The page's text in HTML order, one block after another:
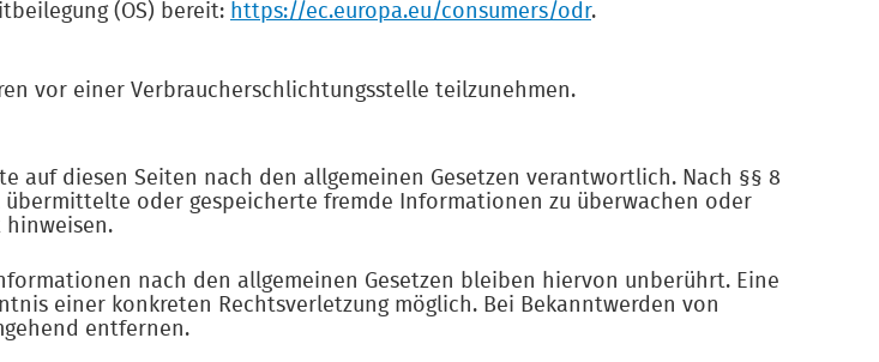
(OS) bereit: https://ec.europa.eu/consumers/odr.
vor einer Verbraucherschlichtungsstelle teilzunehmen.
auf diesen Seiten nach den allgemeinen Gesetzen verantwortlich. Nach §§ 8
oder gespeicherte fremde Informationen zu überwachen oder
hinweisen.
nach den allgemeinen Gesetzen bleiben hiervon unberührt. Eine
einer konkreten Rechtsverletzung möglich. Bei Bekanntwerden von
entfernen.